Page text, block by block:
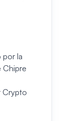
por la
Chipre
Crypto